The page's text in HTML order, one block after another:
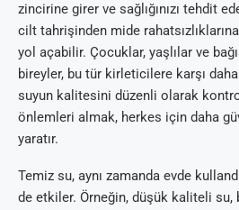
zincirine girer ve sağlığınızı tehdit
cilt tahrişinden mide
yol açabilir. Çocuklar, yaşlılar ve
bireyler, bu tür kirleticilere karşı
suyun kalitesini düzenli olarak
önlemleri almak, herkes için daha
yaratır.
Temiz su, aynı zamanda evde
de etkiler. Örneğin, düşük kaliteli su,